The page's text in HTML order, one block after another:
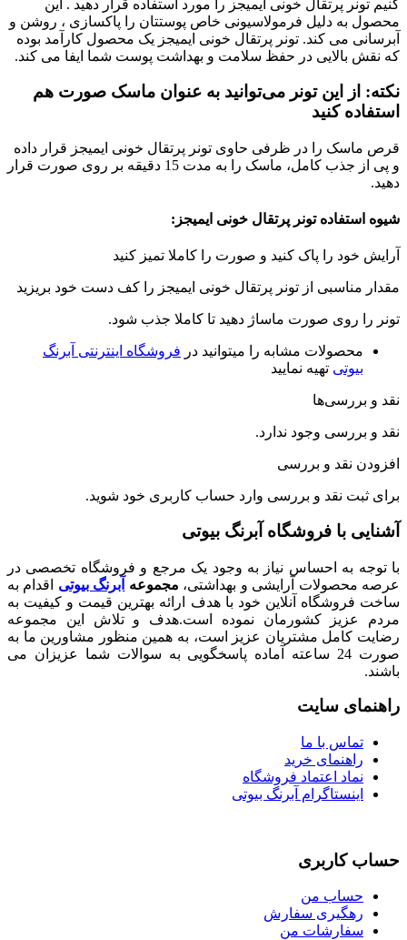
پرتقال خونی ایمیجز را مورد استفاده قرار دهید . این
دلیل فرمولاسیونی خاص پوستتان را پاکسازی ، روشن و
می کند. تونر پرتقال خونی ایمیجز یک محصول کارآمد بوده
در حفظ سلامت و بهداشت پوست شما ایفا می کند.
این تونر می‌توانید به عنوان ماسک صورت هم
کنید
را در ظرفی حاوی تونر پرتقال خونی ایمیجز قرار داده
و پی از جذب کامل، ماسک را به مدت 15 دقیقه بر روی صورت قرار
تونر پرتقال خونی ایمیجز:
را پاک کنید و صورت را کاملا تمیز کنید
از تونر پرتقال خونی ایمیجز را کف دست خود بریزید
روی صورت ماساژ دهید تا کاملا جذب شود.
مشابه را میتوانید درفروشگاه اینترنتی آبرنگ
تهیه نمایید
وجود ندارد.
و بررسی
نقد و بررسیوارد حساب کاربریخود شوید.
با فروشگاه آبرنگ بیوتی
به احساس نیاز به وجود یک مرجع و فروشگاه تخصصی در
آرایشی و بهداشتی،مجموعه آبرنگ بیوتی اقدام به
آنلاین خود با هدف ارائه بهترین قیمت و کیفیت به
کشورمان نموده است.هدف و تلاش این مجموعه
مشتریان عزیز است، به همین منظور مشاورین ما به
صورت 24 ساعته آماده پاسخگویی به سوالات شما عزیزان می
سایت
با ما
خرید
اعتماد فروشگاه
آبرنگ بیوتی
من
سفارش
من